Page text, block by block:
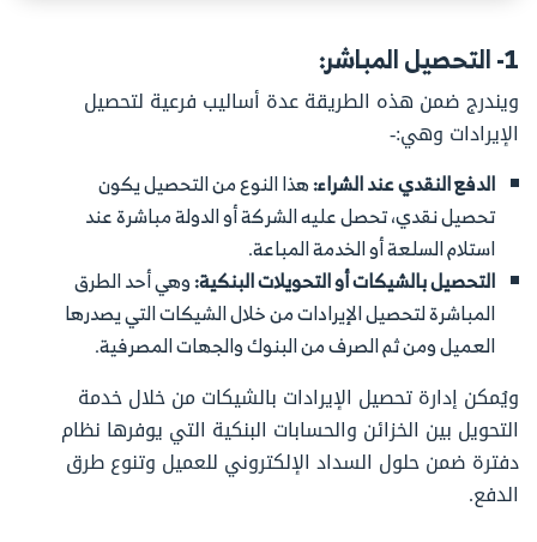
1- التحصيل المباشر:
ويندرج ضمن هذه الطريقة عدة أساليب فرعية لتحصيل
الإيرادات وهي:-
الدفع النقدي عند الشراء:هذا النوع من التحصيل يكون
تحصيل نقدي، تحصل عليه الشركة أو الدولة مباشرة عند
استلام السلعة أو الخدمة المباعة.
التحصيل بالشيكات أو التحويلات البنكية:وهي أحد الطرق
المباشرة لتحصيل الإيرادات من خلال الشيكات التي يصدرها
العميل ومن ثم الصرف من البنوك والجهات المصرفية.
ويُمكن إدارة تحصيل الإيرادات بالشيكات من خلال خدمة
التحويل بين الخزائن والحسابات البنكية التي يوفرها نظام
دفترة ضمن حلول السداد الإلكتروني للعميل وتنوع طرق
الدفع.